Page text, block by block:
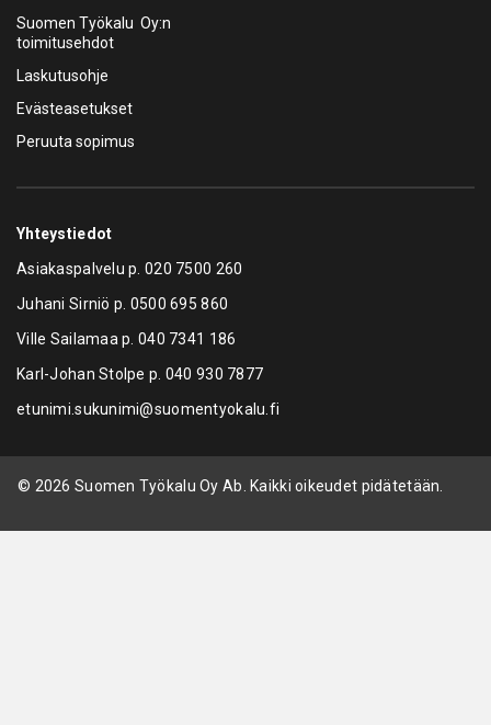
Suomen Työkalu Oy:n
toimitusehdot
Laskutusohje
Evästeasetukset
Peruuta sopimus
Yhteystiedot
Asiakaspalvelu p.020 7500 260
Juhani Sirniö p. 0500 695 860
Ville Sailamaa p.040 7341 186
Karl-Johan Stolpe p. 040 930 7877
etunimi.sukunimi@suomentyokalu.fi
© 2026 Suomen Työkalu Oy Ab. Kaikki oikeudet pidätetään.